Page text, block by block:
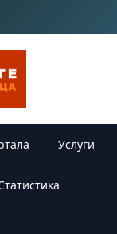
Услуги